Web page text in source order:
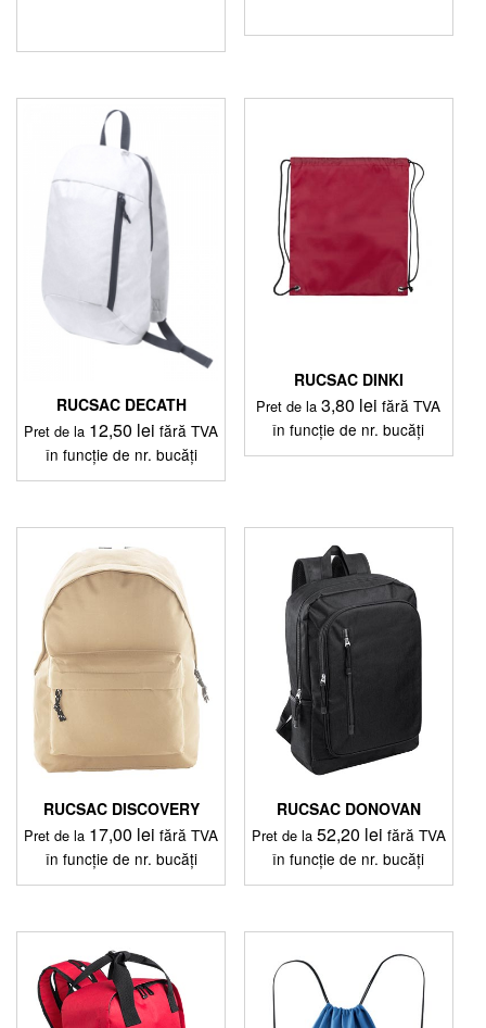
RUCSAC DECATH
Pret de la 12,50 lei fără TVA
în funcție de nr. bucăți
Acest
are
mai
multe
variații.
Opțiunile
alese
produsului.
RUCSAC DINKI
Pret de la3,80 lei fără TVA
în funcție de nr. bucăți
Acest
mai
variații.
Opțiunile
pot
fi
alese
în
pagina
produsului.
RUCSAC DISCOVERY
Pret de la 17,00 lei fără TVA
în funcție de nr. bucăți
Acest
are
mai
multe
variații.
Opțiunile
RUCSAC DONOVAN
Pret de la 52,20 lei fără TVA
în funcție de nr. bucăți
Acest
are
multe
variații.
Opțiunile